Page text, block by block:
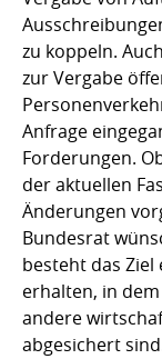
zu koppeln.
zur Vergabe
Anfrage
Forderungen.
der aktuellen
Änderungen
Bundesrat
besteht das
erhalten, in
andere
abgesichert